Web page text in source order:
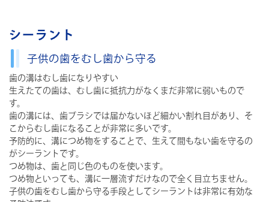
シーラント
子供の歯をむし歯から守る
歯の溝はむし歯になりやすい
生えたての歯は、むし歯に抵抗力がなくまだ非常に弱いもので
す。
歯の溝には、歯ブラシでは届かないほど細かい割れ目があり、そ
こからむし歯になることが非常に多いです。
予防的に、溝につめ物をすることで、生えて間もない歯を守るの
がシーラントです。
つめ物は、歯と同じ色のものを使います。
つめ物といっても、溝に一層流すだけなので全く目立ちません。
子供の歯をむし歯から守る手段としてシーラントは非常に有効な